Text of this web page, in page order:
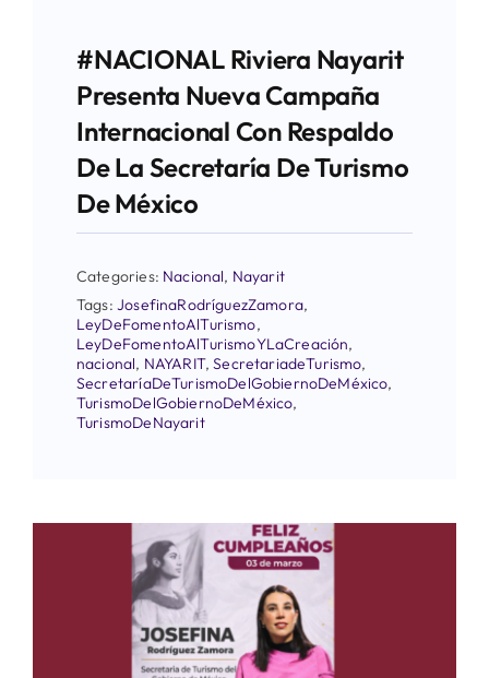
#NACIONAL Riviera Nayarit
Presenta Nueva Campaña
Internacional Con Respaldo
De La Secretaría De Turismo
De México
Categories: Nacional, Nayarit
Tags:JosefinaRodríguezZamora,
LeyDeFomentoAlTurismo,
LeyDeFomentoAlTurismoYLaCreación,
nacional, NAYARIT,SecretariadeTurismo,
SecretaríaDeTurismoDelGobiernoDeMéxico,
TurismoDelGobiernoDeMéxico,
TurismoDeNayarit